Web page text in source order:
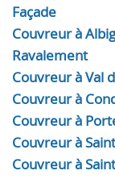
Façade
Couvreur à
Ravalement
Couvreur à Val
Couvreur à
Couvreur à
Couvreur à
Couvreur à